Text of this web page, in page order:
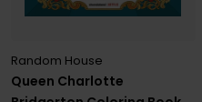
Queen Charlotte
Random House